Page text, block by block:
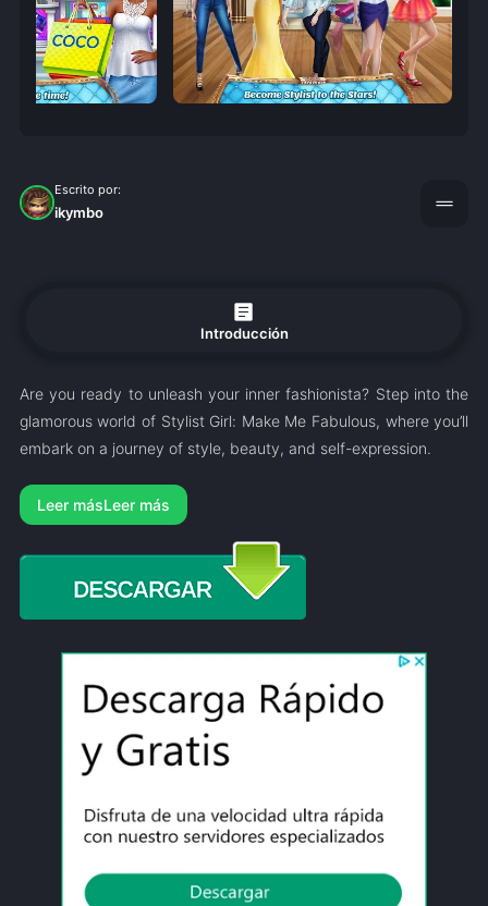
Escrito por:
ikymbo drag_handle
article
Introducción
Are you ready to unleash your inner fashionista? Step into the
glamorous world of Stylist Girl: Make Me Fabulous, where you’ll
embark on a journey of style, beauty, and self-expression.
Leer más